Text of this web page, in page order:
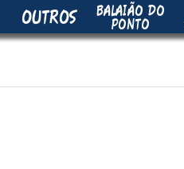
OUTROS BALAIÃO DO
PONTO